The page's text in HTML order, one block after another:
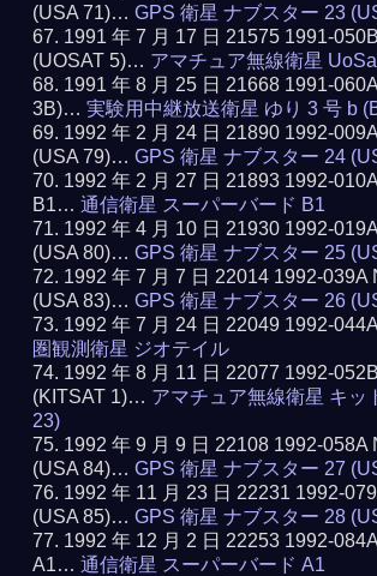
(USA 71)…GPS 衛星 ナブスター 23
1991 年 7 月 17 日 21575 1991-
(UOSAT 5)… アマチュア無線衛星
1991 年 8 月 25 日 21668 1991-
3B)…実験用中継放送衛星 ゆり 3 号 b
1992 年 2 月 24 日 21890 1992-
(USA 79)…GPS 衛星 ナブスター 24
1992 年 2 月 27 日 21893 1992-
B1…通信衛星 スーパーバード B1
1992 年 4 月 10 日 21930 1992-
(USA 80)…GPS 衛星 ナブスター 25
1992 年 7 月 7 日 22014 1992-039A
(USA 83)…GPS 衛星 ナブスター 26
1992 年 7 月 24 日 22049 1992-
圏観測衛星 ジオテイル
1992 年 8 月 11 日 22077 1992-
(KITSAT 1)… アマチュア無線衛星 キッ
23)
1992 年 9 月 9 日 22108 1992-058A
(USA 84)…GPS 衛星 ナブスター 27
1992 年 11 月 23 日 22231 1992-
(USA 85)…GPS 衛星 ナブスター 28
1992 年 12 月 2 日 22253 1992-
A1…通信衛星 スーパーバード A1